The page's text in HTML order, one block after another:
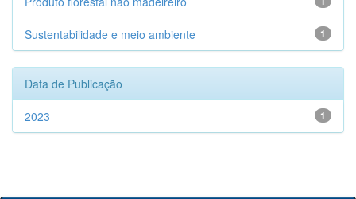
1
Sustentabilidade e meio ambiente
Data de Publicação
1
2023